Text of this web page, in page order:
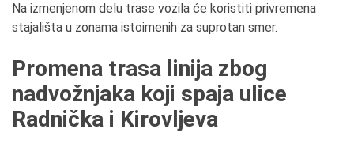
Na izmenjenom delu trase vozila će koristiti privremena
stajališta u zonama istoimenih za suprotan smer.
Promena trasa linija zbog
nadvožnjaka koji spaja ulice
Radnička i Kirovljeva